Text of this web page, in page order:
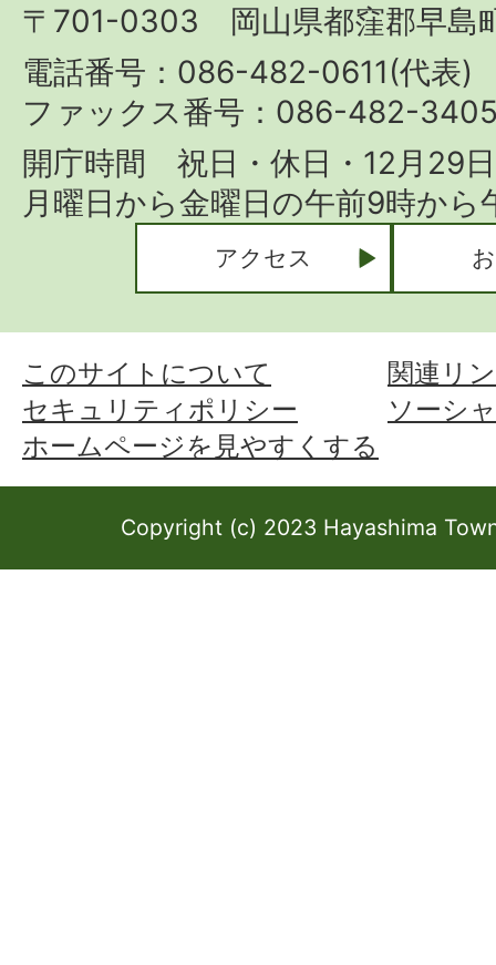
Hayashima
Town
〒701-0303 岡山県都窪郡早島
電話番号：086-482-0611(代表)
ファックス番号：086-482-
開庁時間 祝日・休日・12月29
月曜日から金曜日の午前9時か
アクセス
このサイトについて
関連リ
セキュリティポリシー
ソーシ
ホームページを見やすくする
Copyright (c) 2023 Hayashima